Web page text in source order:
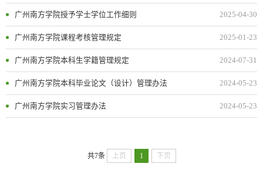
2025-04-30
广州南方学院授予学士学位工作细则
2025-01-23
广州南方学院课程考核管理规定
2024-07-31
广州南方学院本科生学籍管理规定
2024-05-23
广州南方学院本科毕业论文（设计）管理办法
2024-05-23
广州南方学院实习管理办法
共7条 上页 1 下页